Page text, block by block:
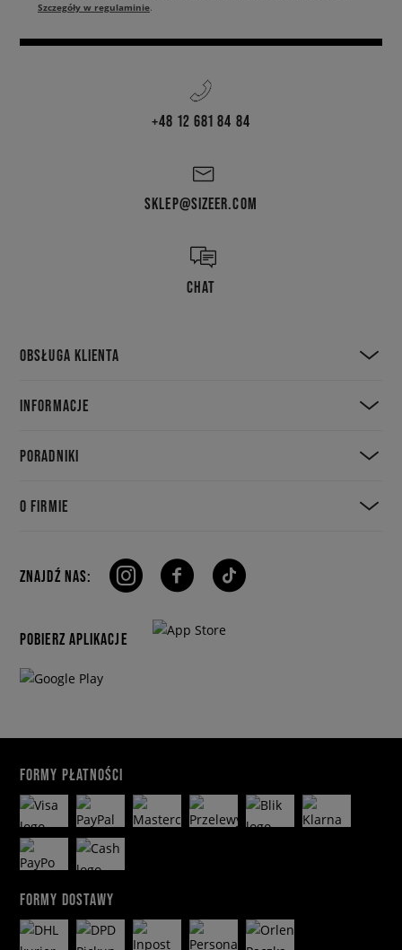
Szczegóły w regulaminie.
+48 12 681 84 84
SKLEP@SIZEER.COM
CHAT
OBSŁUGA KLIENTA
INFORMACJE
PORADNIKI
O FIRMIE
ZNAJDŹ NAS:
POBIERZ APLIKACJE
FORMY PŁATNOŚCI
FORMY DOSTAWY